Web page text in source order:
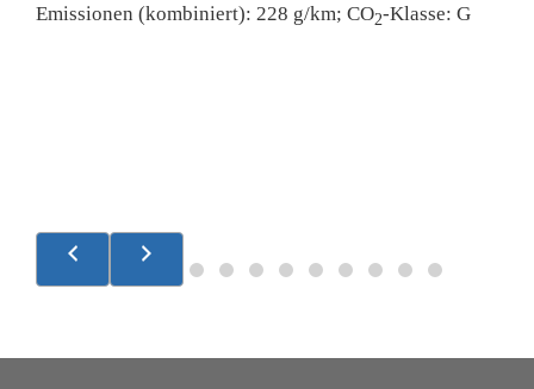
Emissionen (kombiniert): 228 g/km; CO2-Klasse: G